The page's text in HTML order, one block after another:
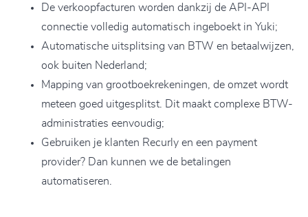
De verkoopfacturen worden dankzij de API-API
connectie volledig automatisch ingeboekt in Yuki;
Automatische uitsplitsing van BTW en betaalwijzen,
ook buiten Nederland;
Mapping van grootboekrekeningen, de omzet wordt
meteen goed uitgesplitst. Dit maakt complexe BTW-
administraties eenvoudig;
Gebruiken je klanten Recurly en een payment
provider? Dan kunnen we de betalingen
automatiseren.